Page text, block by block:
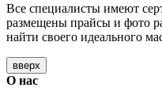
Все специалисты имеют
размещены прайсы и фото
найти своего идеального
вверх
О нас